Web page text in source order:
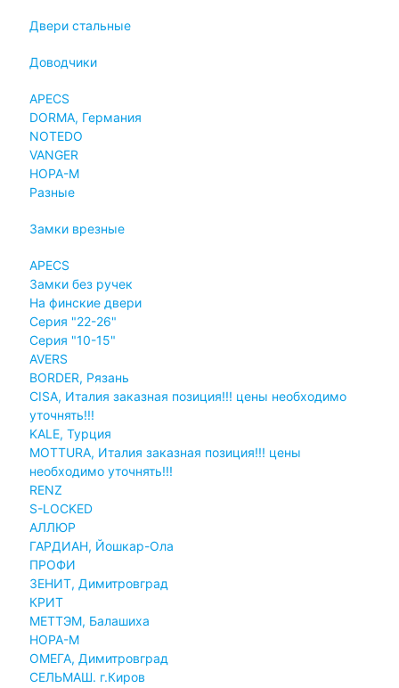
Двери стальные
Доводчики
APECS
DORMA, Германия
NOTEDO
VANGER
НОРА-М
Разные
Замки врезные
APECS
Замки без ручек
На финские двери
Серия "22-26"
Серия "10-15"
AVERS
BORDER, Рязань
CISA, Италия заказная позиция!!! цены необходимо
уточнять!!!
KALE, Турция
MOTTURA, Италия заказная позиция!!! цены
необходимо уточнять!!!
RENZ
S-LOCKED
АЛЛЮР
ГАРДИАН, Йошкар-Ола
ПРОФИ
ЗЕНИТ, Димитровград
КРИТ
МЕТТЭМ, Балашиха
НОРА-М
ОМЕГА, Димитровград
СЕЛЬМАШ. г.Киров